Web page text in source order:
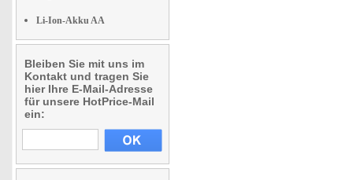
Li-Ion-Akku AA
Bleiben Sie mit uns im
Kontakt und tragen Sie
hier Ihre E-Mail-Adresse
für unsere HotPrice-Mail
ein: